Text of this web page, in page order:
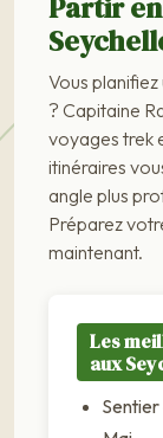
Vous
? Capitaine
voyages trek
itinéraires
angle plus
Préparez
maintenant.
Les
aux